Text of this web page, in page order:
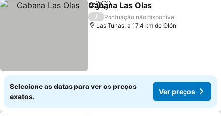
PartilharAdicionar aos favoritos
Cabana Las Olas
/
Pontuação não disponível
Las Tunas, a 17.4 km de Olón
Selecione as datas para ver os preços
exatos.
Ver preços